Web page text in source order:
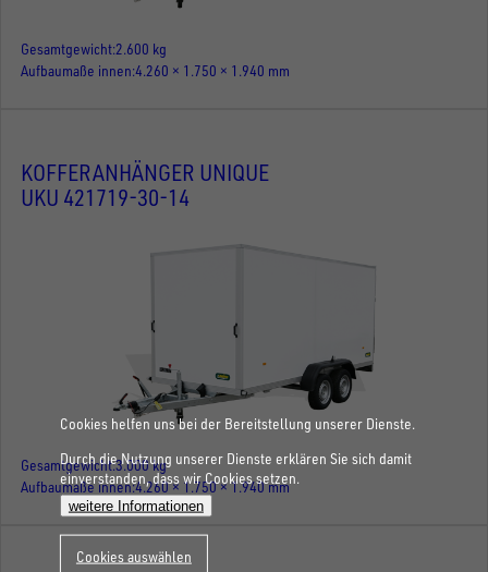
Gesamtgewicht 2.600 kg
Aufbaumaße innen 4.260 × 1.750 × 1.940 mm
KOFFERANHÄNGER UNIQUE
UKU 421719-30-14
Gesamtgewicht3.000 kg
Aufbaumaße innen 4.260 × 1.750 × 1.940 mm
Cookies helfen uns bei der Bereitstellung unserer Dienste.
Durch die Nutzung unserer Dienste erklären Sie sich damit
einverstanden, dass wir Cookies setzen.
weitere Informationen
Cookies auswählen